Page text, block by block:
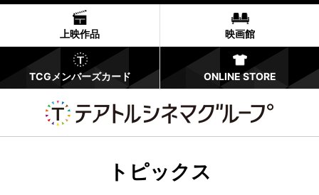
上映作品 映画館
TCGメンバーズカード ONLINE STORE
トピックス